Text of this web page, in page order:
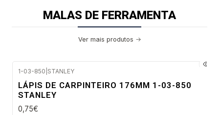
MALAS DE FERRAMENTA
Ver mais produtos
1-03-850 STANLEY
LÁPIS DE CARPINTEIRO 176MM 1-03-850
STANLEY
0,75€